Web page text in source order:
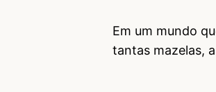
Em um mundo
tantas mazelas,